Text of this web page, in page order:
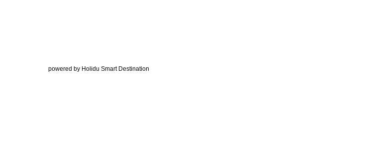
powered by Holidu Smart Destination